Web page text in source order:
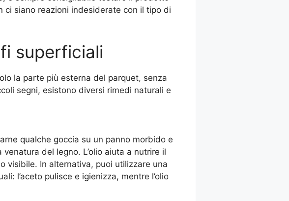
ci siano reazioni indesiderate con il tipo di
superficiali
la parte più esterna del parquet, senza
segni, esistono diversi rimedi naturali e
qualche goccia su un panno morbido e
del legno. L’olio aiuta a nutrire il
visibile. In alternativa, puoi utilizzare una
l’aceto pulisce e igienizza, mentre l’olio